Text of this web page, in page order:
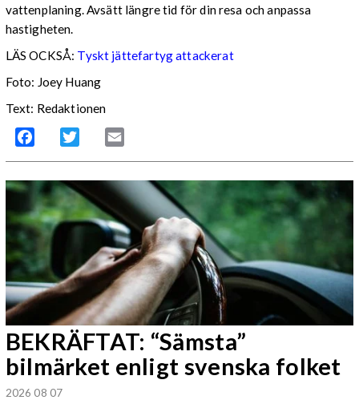
vattenplaning. Avsätt längre tid för din resa och anpassa
hastigheten.
LÄS OCKSÅ: Tyskt jättefartyg attackerat
Foto: Joey Huang
Text: Redaktionen
Facebook Twitter
BEKRÄFTAT: “Sämsta”
bilmärket enligt svenska folket
2026 08 07